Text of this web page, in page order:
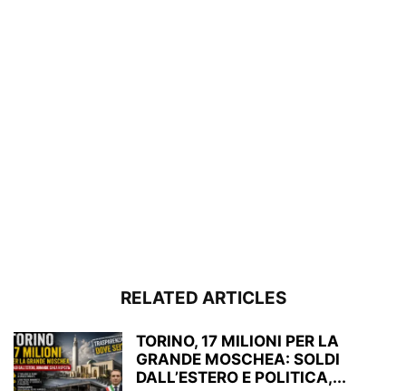
RELATED ARTICLES
TORINO, 17 MILIONI PER LA
GRANDE MOSCHEA: SOLDI
DALL’ESTERO E POLITICA,...